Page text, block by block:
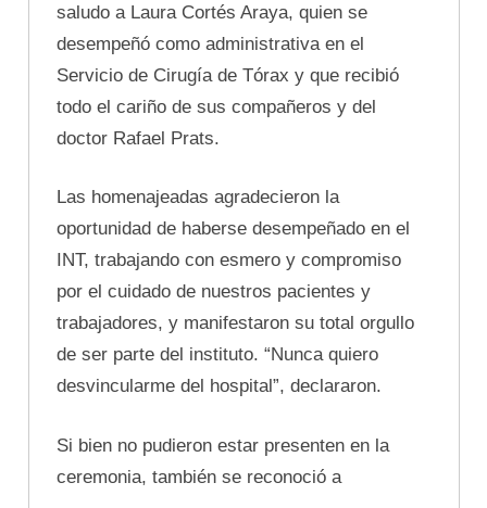
saludo a Laura Cortés Araya, quien se
desempeñó como administrativa en el
Servicio de Cirugía de Tórax y que recibió
todo el cariño de sus compañeros y del
doctor Rafael Prats.
Las homenajeadas agradecieron la
oportunidad de haberse desempeñado en el
INT, trabajando con esmero y compromiso
por el cuidado de nuestros pacientes y
trabajadores, y manifestaron su total orgullo
de ser parte del instituto. “Nunca quiero
desvincularme del hospital”, declararon.
Si bien no pudieron estar presenten en la
ceremonia, también se reconoció a